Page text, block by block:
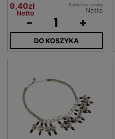
9,40zł
Netto
9,40zł za sztukę
Netto
- +
DO KOSZYKA